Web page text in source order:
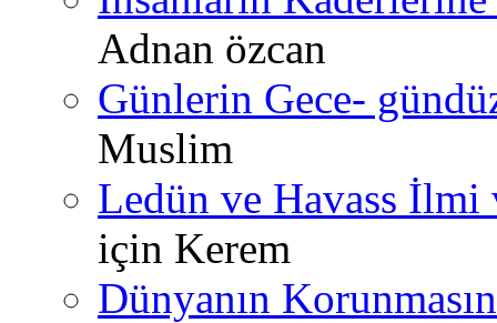
Adnan özcan
Günlerin Gece-
Muslim
Ledün ve Havass İlmi
için Kerem
Dünyanın